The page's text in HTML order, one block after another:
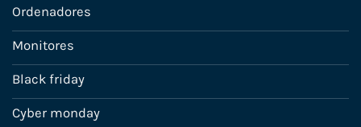
Ordenadores
Monitores
Black friday
Cyber monday